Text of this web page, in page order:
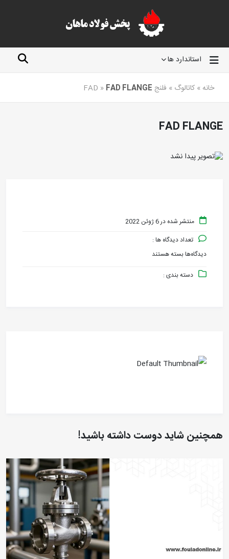
استاندارد ها
خانه » کاتالوگ » فلنج FAD » FAD FLANGE
FAD FLANGE
منتشر شده در 6 ژوئن 2022
تعداد دیدگاه ها :
دیدگاه‌ها
برای
FAD
بسته هستند
دسته بندی :
همچنین شاید دوست داشته باشید!